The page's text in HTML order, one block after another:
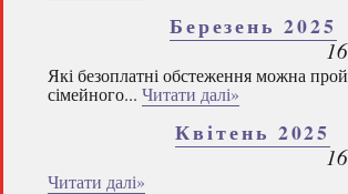
Березень 2025
Які безоплатні обстеження можна
сімейного... Читати далі»
Квітень 2025
Читати далі»